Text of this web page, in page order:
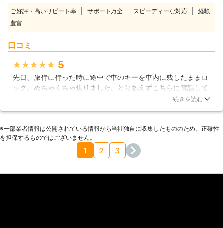
多いです。 車の場合はインロックと
言って車内にカギを閉じ込めてしまい
る事もあり開けられないと言ったトラ
ブルなど、本当に時と場所でトラブル
の内容は様々です。 こう言ったカギ
開けのご依頼なら、弊社にお電話頂け
でも、どんなカギでも開錠しますの
で、お気軽にお電話ください。
ご好評・高いリピート率 サポート万全 スピーディーな対応
経験
豊富
口コミ
★★★★★ 5
先日、旅行に行った時に途中で車のキーを車内に残したままロ
ック。めちゃくちゃ焦りました。とりあえずこちらに電話して
来て頂いたのですが、電話での対応、来て下さった方の対応、
の旅行も日程通り終える事が出来ました。本当に有難う御座い
ました。
2016年12月13日
続きを読む
※⼀部業者情報は公開されている情報から当社独⾃に収集したもののため、正確性
を担保するものではございません。
1 2 3